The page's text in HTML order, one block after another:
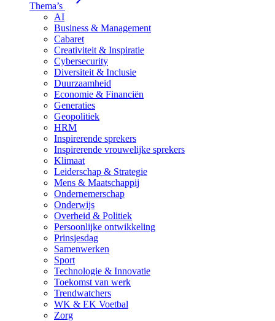
Thema’s
AI
Business & Management
Cabaret
Creativiteit & Inspiratie
Cybersecurity
Diversiteit & Inclusie
Duurzaamheid
Economie & Financiën
Generaties
Geopolitiek
HRM
Inspirerende sprekers
Inspirerende vrouwelijke sprekers
Klimaat
Leiderschap & Strategie
Mens & Maatschappij
Ondernemerschap
Onderwijs
Overheid & Politiek
Persoonlijke ontwikkeling
Prinsjesdag
Samenwerken
Sport
Technologie & Innovatie
Toekomst van werk
Trendwatchers
WK & EK Voetbal
Zorg